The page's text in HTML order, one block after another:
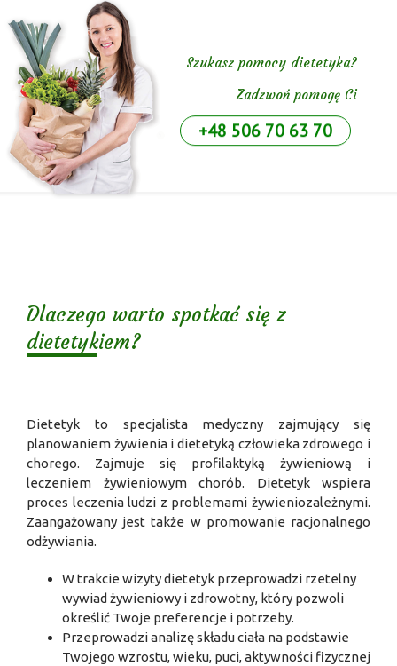
Szukasz pomocy dietetyka?
Zadzwoń pomogę Ci
+48 506 70 63 70
Dlaczego warto spotkać się z
dietetykiem?
Dietetyk to specjalista medyczny zajmujący się
planowaniem żywienia i dietetyką człowieka zdrowego i
chorego. Zajmuje się profilaktyką żywieniową i
leczeniem żywieniowym chorób. Dietetyk wspiera
proces leczenia ludzi z problemami żywieniozależnymi.
Zaangażowany jest także w promowanie racjonalnego
odżywiania.
W trakcie wizyty dietetyk przeprowadzi rzetelny
wywiad żywieniowy i zdrowotny, który pozwoli
określić Twoje preferencje i potrzeby.
Przeprowadzi analizę składu ciała na podstawie
Twojego wzrostu, wieku, puci, aktywności fizycznej